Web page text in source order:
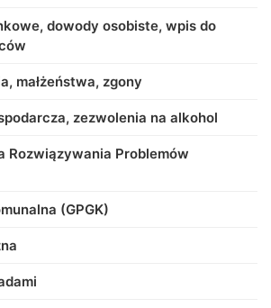
dowody osobiste, wpis do
małżeństwa, zgony
zezwolenia na alkohol
Rozwiązywania Problemów
(GPGK)